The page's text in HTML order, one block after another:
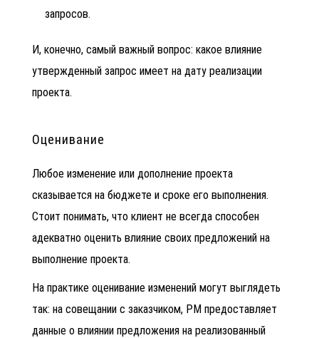
запросов.
И, конечно, самый важный вопрос: какое влияние
утвержденный запрос имеет на дату реализации
проекта.
Оценивание
Любое изменение или дополнение проекта
сказывается на бюджете и сроке его выполнения.
Стоит понимать, что клиент не всегда способен
адекватно оценить влияние своих предложений на
выполнение проекта.
На практике оценивание изменений могут выглядеть
так: на совещании с заказчиком, РМ предоставляет
данные о влиянии предложения на реализованный